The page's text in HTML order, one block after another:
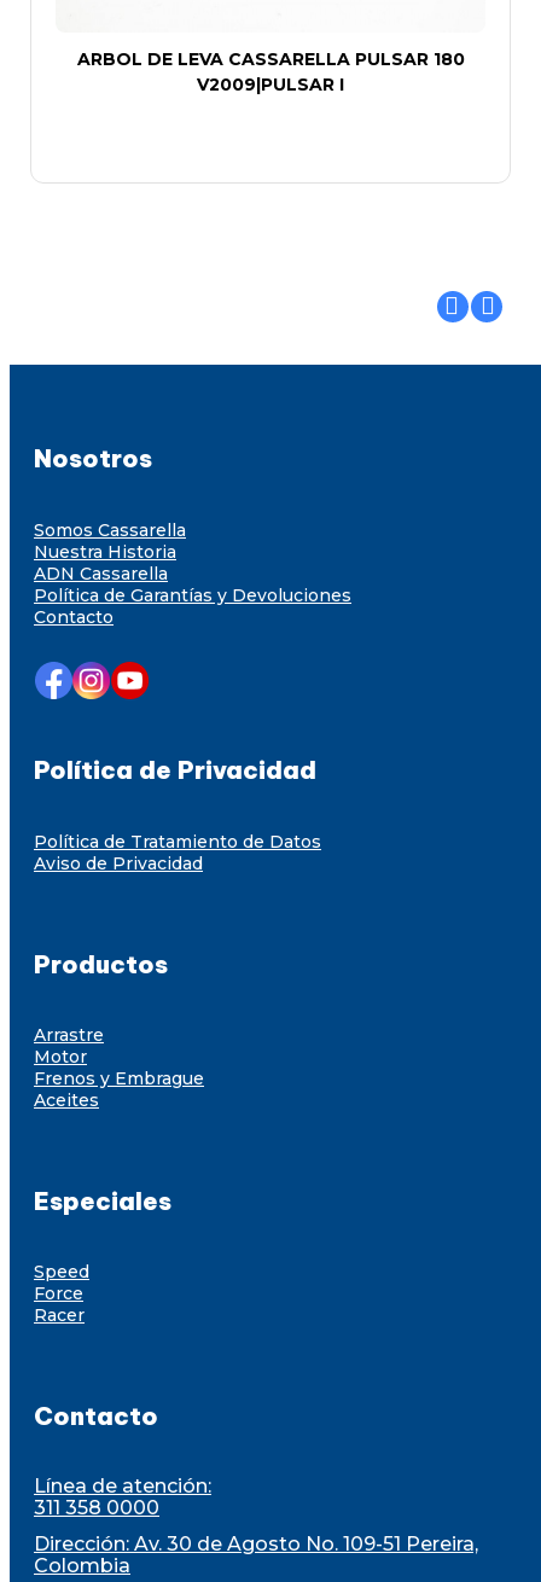
ARBOL DE LEVA CASSARELLA PULSAR 180
V2009|PULSAR I
Nosotros
Somos Cassarella
Nuestra Historia
ADN Cassarella
Política de Garantías y Devoluciones
Contacto
Política de Privacidad
Política de Tratamiento de Datos
Aviso de Privacidad
Productos
Arrastre
Motor
Frenos y Embrague
Aceites
Especiales
Speed
Force
Racer
Contacto
Línea de atención:
311 358 0000
Dirección: Av. 30 de Agosto No. 109-51 Pereira,
Colombia